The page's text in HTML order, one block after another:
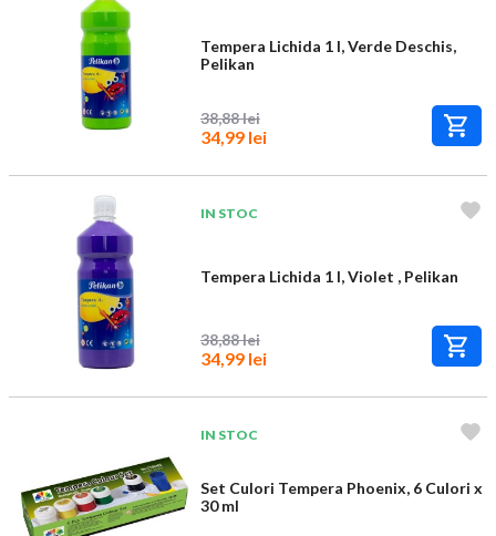
Tempera Lichida 1 l, Verde Deschis,
Pelikan
38,88 lei
34,99 lei
IN STOC
Tempera Lichida 1 l, Violet , Pelikan
38,88 lei
34,99 lei
IN STOC
Set Culori Tempera Phoenix, 6 Culori x
30 ml